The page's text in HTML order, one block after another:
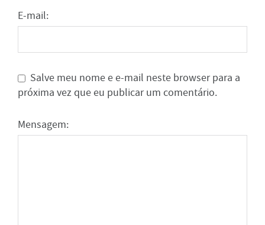
E-mail:
Salve meu nome e e-mail neste browser para a
próxima vez que eu publicar um comentário.
Mensagem: